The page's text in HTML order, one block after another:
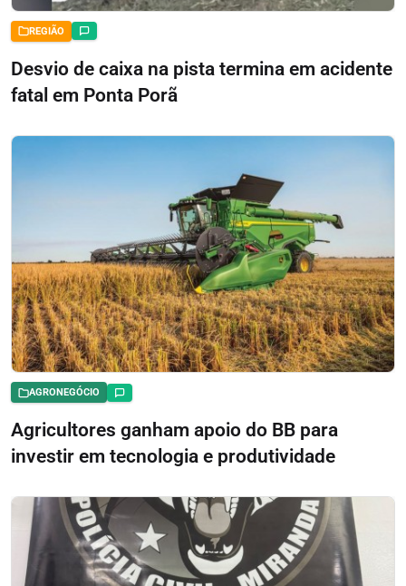
REGIÃO
Desvio de caixa na pista termina em acidente
fatal em Ponta Porã
AGRONEGÓCIO
Agricultores ganham apoio do BB para
investir em tecnologia e produtividade